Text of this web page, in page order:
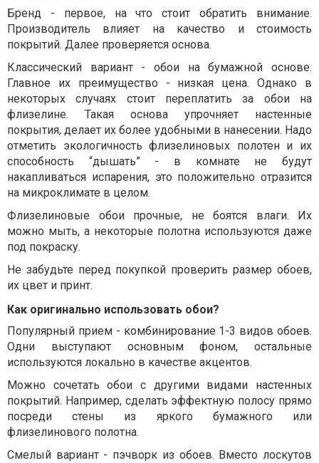
Бренд - первое, на что стоит обратить внимание.
Производитель влияет на качество и стоимость
покрытий. Далее проверяется основа.
Классический вариант - обои на бумажной основе.
Главное их преимущество - низкая цена. Однако в
некоторых случаях стоит переплатить за обои на
флизелине. Такая основа упрочняет настенные
покрытия, делает их более удобными в нанесении. Надо
отметить экологичность флизелиновых полотен и их
способность “дышать” - в комнате не будут
накапливаться испарения, это положительно отразится
на микроклимате в целом.
Флизелиновые обои прочные, не боятся влаги. Их
можно мыть, а некоторые полотна используются даже
под покраску.
Не забудьте перед покупкой проверить размер обоев,
их цвет и принт.
Как оригинально использовать обои?
Популярный прием - комбинирование 1-3 видов обоев.
Одни выступают основным фоном, остальные
используются локально в качестве акцентов.
Можно сочетать обои с другими видами настенных
покрытий. Например, сделать эффектную полосу прямо
посреди стены из яркого бумажного или
флизелинового полотна.
Смелый вариант - пэчворк из обоев. Вместо лоскутов